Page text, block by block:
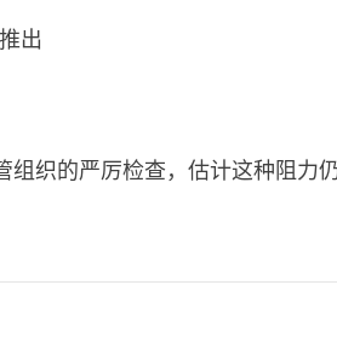
出
织的严厉检查，估计这种阻力